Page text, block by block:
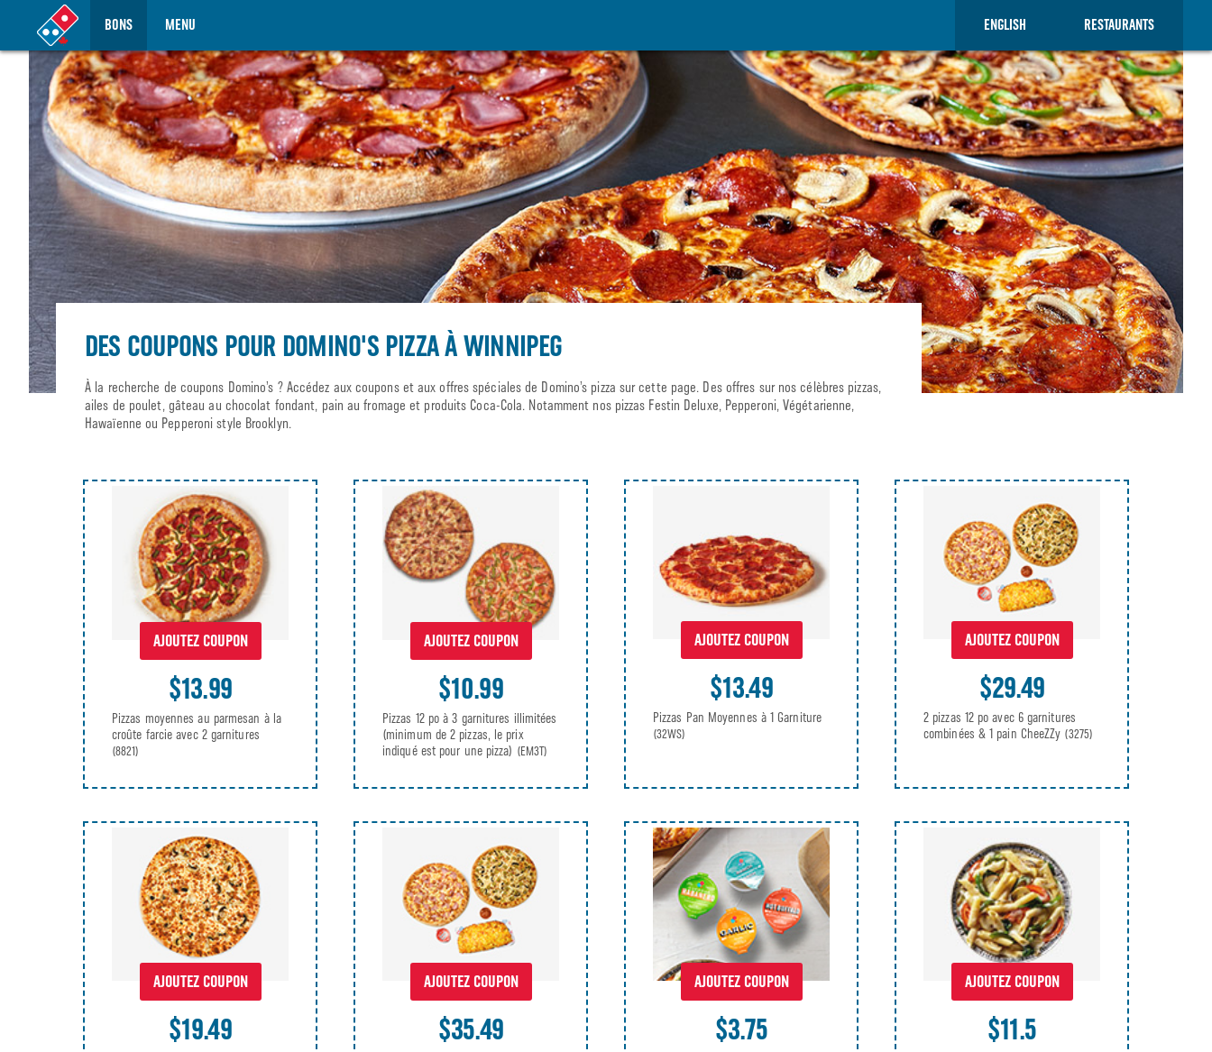
BONS MENU RESTAURANTS
ENGLISH
DES COUPONS POUR DOMINO'S PIZZA À WINNIPEG
À la recherche de coupons Domino’s ? Accédez aux coupons et aux offres spéciales de Domino’s pizza sur cette page. Des offres sur nos célèbres pizzas,
ailes de poulet, gâteau au chocolat fondant, pain au fromage et produits Coca-Cola. Notamment nos pizzas Festin Deluxe, Pepperoni, Végétarienne,
Hawaïenne ou Pepperoni style Brooklyn.
AJOUTEZ COUPON
$13.99
Pizzas moyennes au parmesan à la
croûte farcie avec 2 garnitures
(8821)
AJOUTEZ COUPON
$10.99
Pizzas 12 po à 3 garnitures illimitées
(minimum de 2 pizzas, le prix
indiqué est pour une pizza) (EM3T)
AJOUTEZ COUPON
$13.49
Pizzas Pan Moyennes à 1 Garniture
(32WS)
AJOUTEZ COUPON
$29.49
2 pizzas 12 po avec 6 garnitures
combinées & 1 pain CheeZZy (3275)
AJOUTEZ COUPON
$19.49
AJOUTEZ COUPON
$35.49
AJOUTEZ COUPON
$3.75
AJOUTEZ COUPON
$11.5